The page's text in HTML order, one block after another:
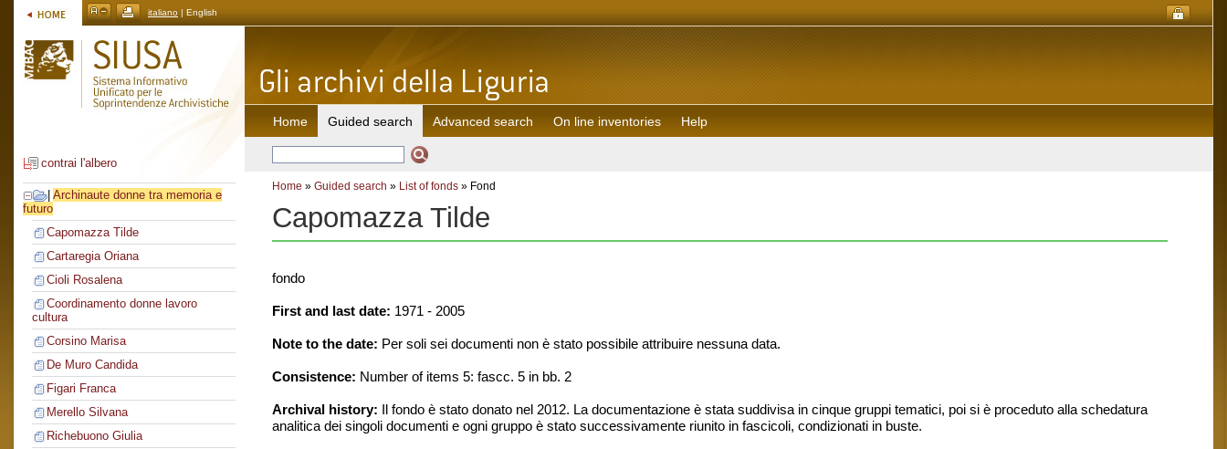
italiano | English
contrai l'albero
Archinaute donne tra memoria e
futuro
Capomazza Tilde
Cartaregia Oriana
Cioli Rosalena
Coordinamento donne lavoro
cultura
Corsino Marisa
De Muro Candida
Figari Franca
Merello Silvana
Richebuono Giulia
Home Guided search Advanced search On line inventories Help
Home » Guided search » List of fonds » Fond
Capomazza Tilde
fondo
First and last date: 1971 - 2005
Note to the date: Per soli sei documenti non è stato possibile attribuire nessuna data.
Consistence: Number of items 5: fascc. 5 in bb. 2
Archival history: Il fondo è stato donato nel 2012. La documentazione è stata suddivisa in cinque gruppi tematici, poi si è proceduto alla schedatura
analitica dei singoli documenti e ogni gruppo è stato successivamente riunito in fascicoli, condizionati in buste.